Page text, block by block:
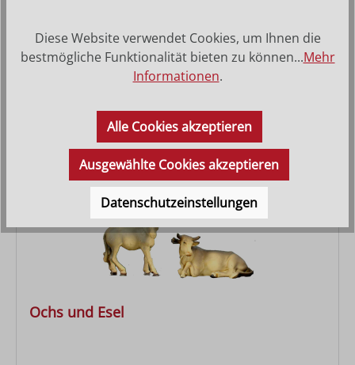
Regulärer Preis:
38,50 €
Ochs und Esel
Diese Website verwendet Cookies, um Ihnen die
bestmögliche Funktionalität bieten zu können...Mehr
Informationen.
Alle Cookies akzeptieren
Ausgewählte Cookies akzeptieren
Datenschutzeinstellungen